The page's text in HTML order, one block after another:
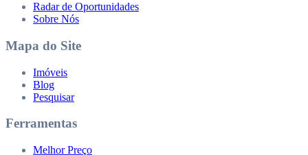
Radar de Oportunidades
Sobre Nós
Mapa do Site
Imóveis
Blog
Pesquisar
Ferramentas
Melhor Preço